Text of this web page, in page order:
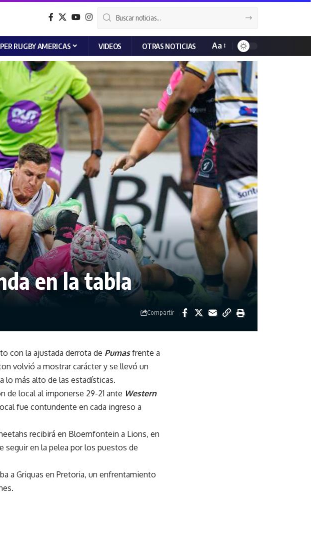
RUGBY AMERICAS VIDEOS OTRAS NOTICIAS Aa
en la tabla
Compartir
con la ajustada derrota de Pumas frente a
volvió a mostrar carácter y se llevó un
lo más alto de las estadísticas.
de local al imponerse 29-21 ante Western
fue contundente en cada ingreso a
recibirá en Bloemfontein a Lions, en
seguir en la pelea por los puestos de
a Griquas en Pretoria, un enfrentamiento